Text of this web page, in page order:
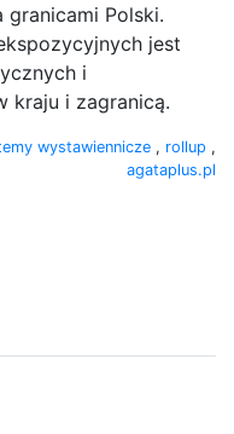
Polski.
jest
i
kraju i zagranicą.
wystawiennicze , rollup ,
agataplus.pl